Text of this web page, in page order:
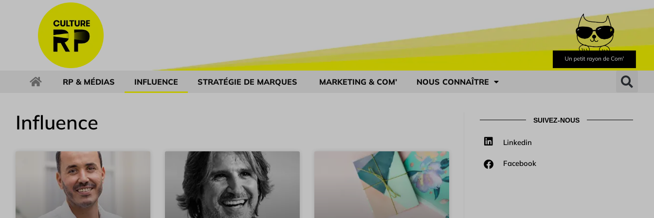
RP & MÉDIAS INFLUENCE STRATÉGIE DE MARQUES MARKETING & COM’ NOUS CONNAÎTRE
Influence SUIVEZ-NOUS
Linkedin
Facebook